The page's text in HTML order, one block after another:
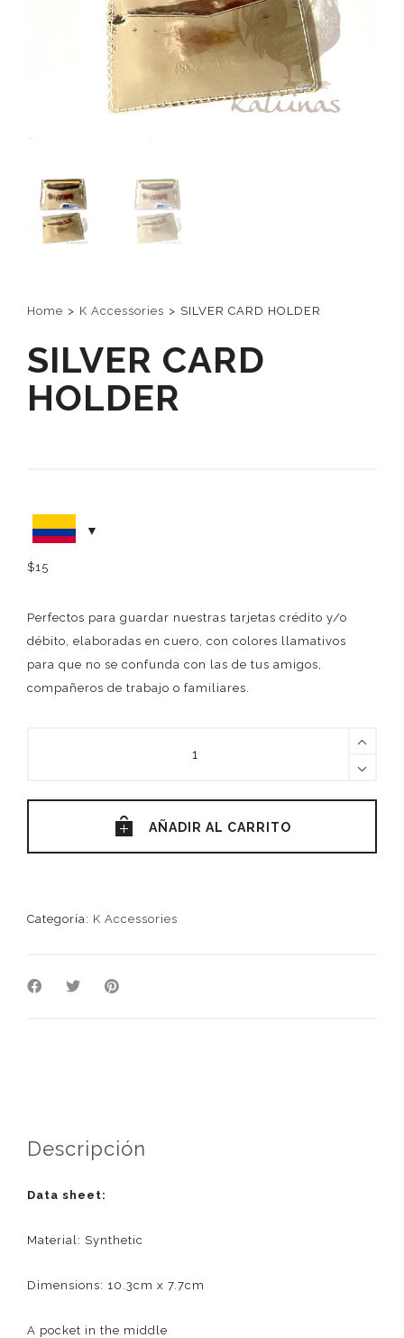
Home > K Accessories > SILVER CARD HOLDER
SILVER CARD
HOLDER
$15
Perfectos para guardar nuestras tarjetas crédito y/o
débito, elaboradas en cuero, con colores llamativos
para que no se confunda con las de tus amigos,
compañeros de trabajo o familiares.
AÑADIR AL CARRITO
Categoría: K Accessories
Descripción
Data sheet:
Material: Synthetic
Dimensions: 10.3cm x 7.7cm
A pocket in the middle